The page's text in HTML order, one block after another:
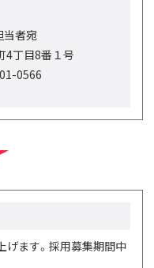
者宛
丁目8番１号
0566
げます。採用募集期間中